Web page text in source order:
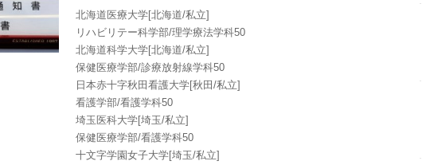
北海道医療大学[北海道/私立]
リハビリテー科学部/理学療法学科50
北海道科学大学[北海道/私立]
保健医療学部/診療放射線学科50
日本赤十字秋田看護大学[秋田/私立]
看護学部/看護学科50
埼玉医科大学[埼玉/私立]
保健医療学部/看護学科50
十文字学園女子大学[埼玉/私立]